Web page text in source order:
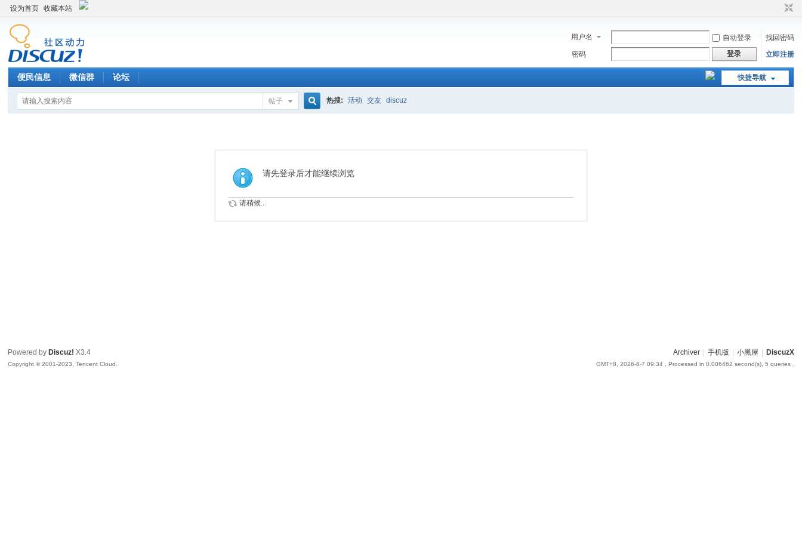
设为首页 收藏本站
用户名 自动登录
找回密码
密码
登录 立即注册
快捷导航
便民信息 微信群 论坛
帖子
索
热搜: 活动 交友 discuz
请先登录后才能继续浏览
请稍候...
Archiver 手机版 小黑屋 DiscuzX
GMT+8, 2026-8-7 09:34, Processed in 0.006462 second(s), 5 queries .
Powered by Discuz! X3.4
Copyright © 2001-2023, Tencent Cloud.